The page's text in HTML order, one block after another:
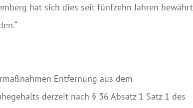
hat sich dies seit fünfzehn Jahren
Entfernung aus dem
derzeit nach § 36 Absatz 1 Satz 1 des